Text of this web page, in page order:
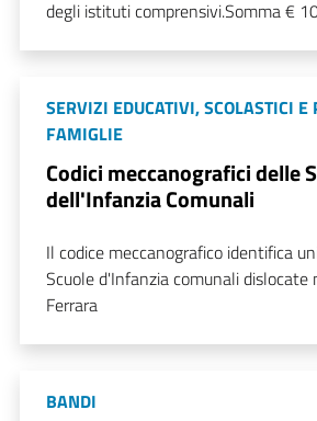
degli istituti comprensivi.Somma €
SERVIZI EDUCATIVI, SCOLASTICI E
FAMIGLIE
Codici meccanografici delle
dell'Infanzia Comunali
Il codice meccanografico identifica
Scuole d'Infanzia comunali dislocate
Ferrara
BANDI